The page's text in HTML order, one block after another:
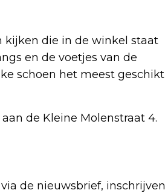
kijken die in de winkel staat
en de voetjes van de
schoen het meest geschikt
de Kleine Molenstraat 4.
de nieuwsbrief, inschrijven